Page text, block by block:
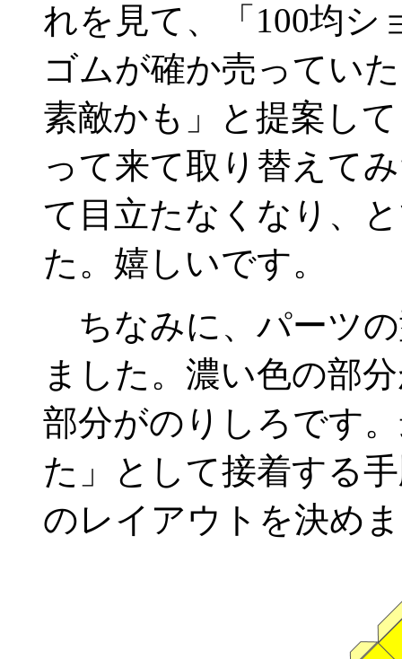
れを見て、「100均シ
ゴムが確か売ってい
素敵かも」と提案し
って来て取り替えて
て目立たなくなり、
た。嬉しいです。
ちなみに、パーツ
ました。濃い色の部
部分がのりしろです
た」として接着する
のレイアウトを決め